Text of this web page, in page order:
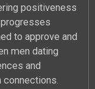
positiveness
to approve and
men dating
and
connections.